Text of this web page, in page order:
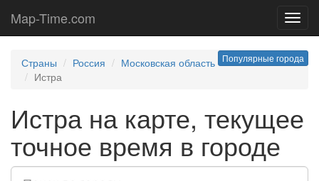
Map-Time.com
Популярные города
Страны Россия
Московская область
Истра
Истра на карте, текущее
точное время в городе